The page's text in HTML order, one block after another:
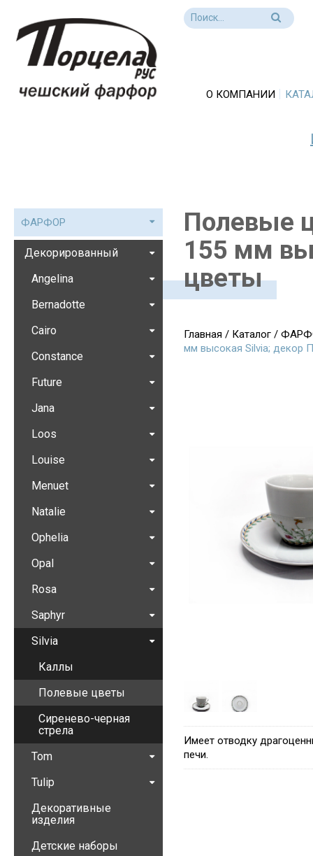
О КОМПАНИИ
Полевые
155 мм
цветы
Главная / Каталог/
мм высокая Silvia; декор
Имеет отводку
печи.
ФАРФОР
Декорированный
Angelina
Bernadotte
Cairo
Constance
Future
Jana
Loos
Louise
Menuet
Natalie
Ophelia
Opal
Rosa
Saphyr
Silvia
Каллы
Полевые цветы
Сиренево-черная
стрела
Tom
Tulip
Декоративные
изделия
Детские наборы